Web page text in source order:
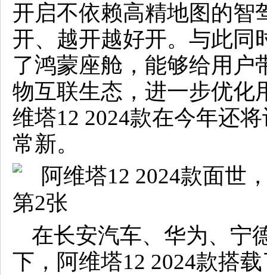
开启不依赖高精地图的智
开、越开越好开。与此同
了鸿蒙座舱，能够给用户
物互联生态，进一步优化
维塔12 2024款在今年还
常新。
在长安汽车、华为、宁
下，阿维塔12 2024款搭